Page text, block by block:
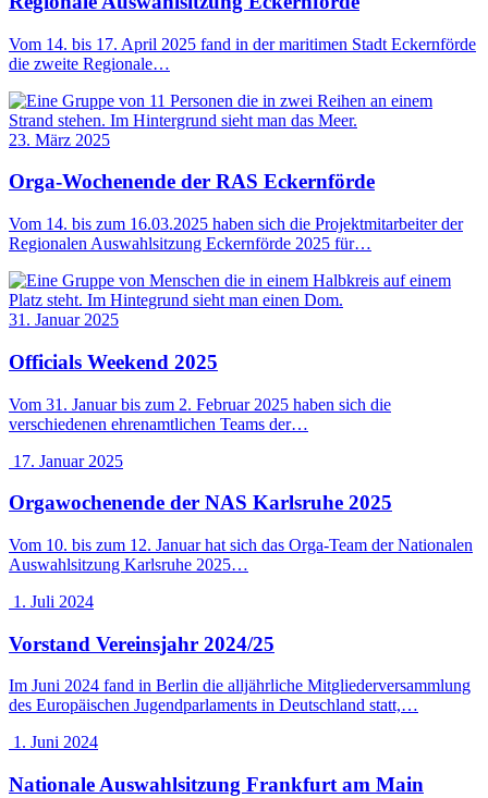
Vom 14. bis 17. April 2025 fand in der maritimen Stadt Eckernförde
die zweite Regionale…
23. März 2025
Orga-Wochenende der RAS Eckernförde
Vom 14. bis zum 16.03.2025 haben sich die Projektmitarbeiter der
Regionalen Auswahlsitzung Eckernförde 2025 für…
31. Januar 2025
Officials Weekend 2025
Vom 31. Januar bis zum 2. Februar 2025 haben sich die
verschiedenen ehrenamtlichen Teams der…
17. Januar 2025
Orgawochenende der NAS Karlsruhe 2025
Vom 10. bis zum 12. Januar hat sich das Orga-Team der Nationalen
Auswahlsitzung Karlsruhe 2025…
1. Juli 2024
Vorstand Vereinsjahr 2024/25
Im Juni 2024 fand in Berlin die alljährliche Mitgliederversammlung
des Europäischen Jugendparlaments in Deutschland statt,…
1. Juni 2024
Nationale Auswahlsitzung Frankfurt am Main